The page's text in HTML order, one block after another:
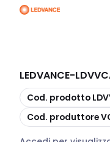
LEDVANCE-
copia
Cod. prodotto
copia
Cod. produttore